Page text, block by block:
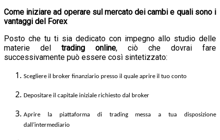
Come iniziare ad operare sul mercato dei cambi e quali sono i
vantaggi del Forex
Posto che tu ti sia dedicato con impegno allo studio delle
materie del trading online, ciò che dovrai fare
successivamente può essere così sintetizzato:
Scegliere il broker finanziario presso il quale aprire il tuo conto
Depositare il capitale iniziale richiesto dal broker
Aprire la piattaforma di trading messa a tua disposizione
dall’intermediario